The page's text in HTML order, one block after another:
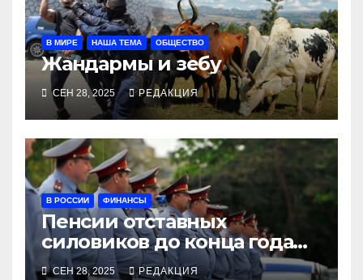
В МИРЕ НАША ТЕМА ОБЩЕСТВО
Жандармы и зебу
СЕН 28, 2025 РЕДАКЦИЯ
В РОССИИ ФИНАНСЫ
Пенсии отставных
силовиков до конца года
повысятся вместе с
СЕН 28, 2025 РЕДАКЦИЯ